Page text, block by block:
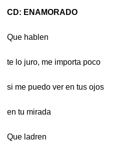
CD: ENAMORADO
Que hablen
te lo juro, me importa poco
si me puedo ver en tus ojos
en tu mirada
Que ladren